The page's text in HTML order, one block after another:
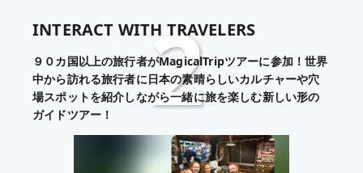
2
INTERACT WITH TRAVELERS
９０カ国以上の旅行者がMagicalTripツアーに参加！世界
中から訪れる旅行者に日本の素晴らしいカルチャーや穴
場スポットを紹介しながら一緒に旅を楽しむ新しい形の
ガイドツアー！